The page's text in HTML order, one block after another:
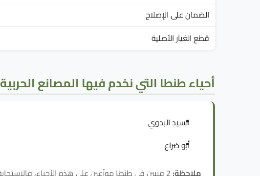
الضمان على الإصلاح
قطع الغيار الأصلية
أحياء طنطا التي نخدم فيها المصانع الحربية
السيد البدوي
أبو ضراع
ملاحظة: